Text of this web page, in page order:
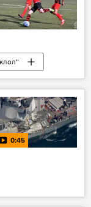
0:45